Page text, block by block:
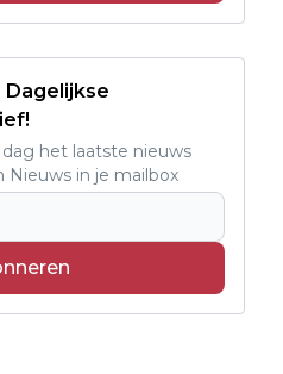
Dagelijkse
dag het laatste nieuws
Nieuws in je mailbox